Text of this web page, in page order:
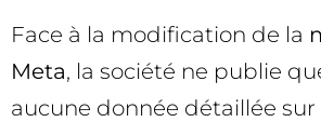
Face à la modification de la
Meta, la société ne publie
aucune donnée détaillée sur